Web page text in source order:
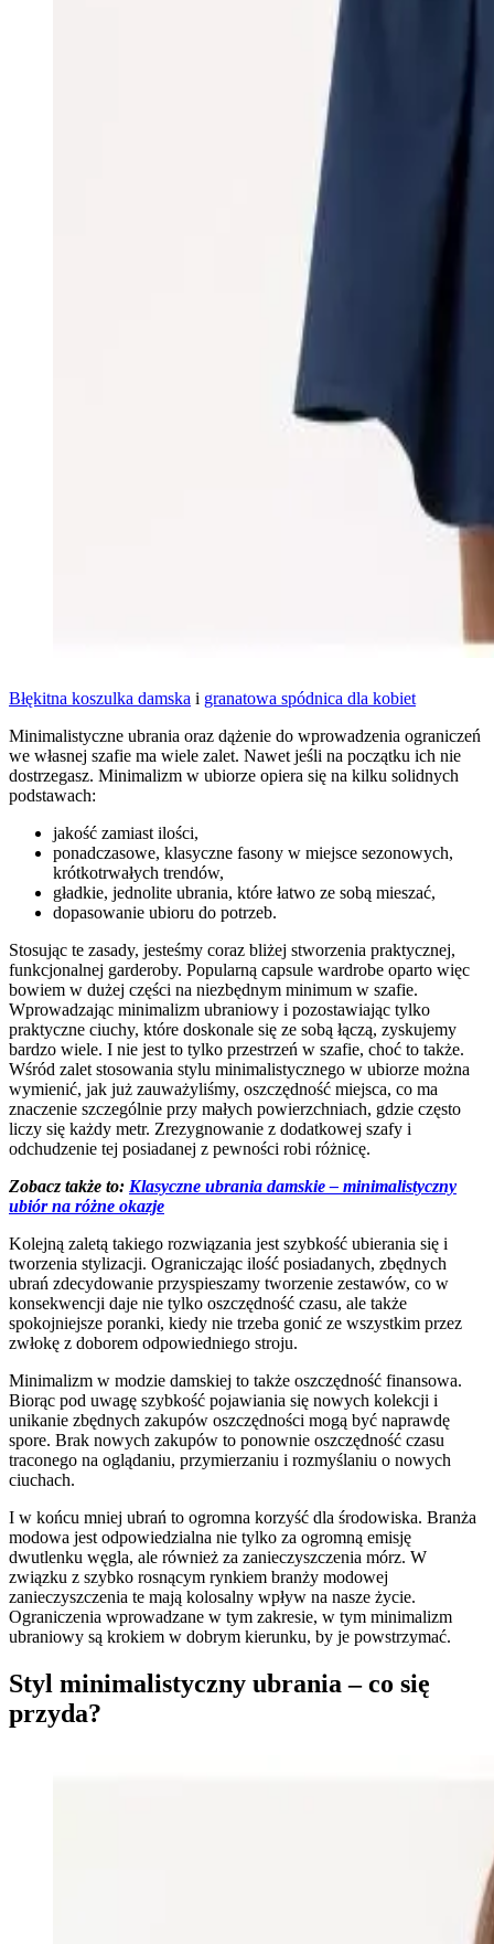
Błękitna koszulka damska i granatowa spódnica dla kobiet
Minimalistyczne ubrania oraz dążenie do wprowadzenia ograniczeń
we własnej szafie ma wiele zalet. Nawet jeśli na początku ich nie
dostrzegasz. Minimalizm w ubiorze opiera się na kilku solidnych
podstawach:
jakość zamiast ilości,
ponadczasowe, klasyczne fasony w miejsce sezonowych,
krótkotrwałych trendów,
gładkie, jednolite ubrania, które łatwo ze sobą mieszać,
dopasowanie ubioru do potrzeb.
Stosując te zasady, jesteśmy coraz bliżej stworzenia praktycznej,
funkcjonalnej garderoby. Popularną capsule wardrobe oparto więc
bowiem w dużej części na niezbędnym minimum w szafie.
Wprowadzając minimalizm ubraniowy i pozostawiając tylko
praktyczne ciuchy, które doskonale się ze sobą łączą, zyskujemy
bardzo wiele. I nie jest to tylko przestrzeń w szafie, choć to także.
Wśród zalet stosowania stylu minimalistycznego w ubiorze można
wymienić, jak już zauważyliśmy, oszczędność miejsca, co ma
znaczenie szczególnie przy małych powierzchniach, gdzie często
liczy się każdy metr. Zrezygnowanie z dodatkowej szafy i
odchudzenie tej posiadanej z pewności robi różnicę.
Zobacz także to: Klasyczne ubrania damskie – minimalistyczny
ubiór na różne okazje
Kolejną zaletą takiego rozwiązania jest szybkość ubierania się i
tworzenia stylizacji. Ograniczając ilość posiadanych, zbędnych
ubrań zdecydowanie przyspieszamy tworzenie zestawów, co w
konsekwencji daje nie tylko oszczędność czasu, ale także
spokojniejsze poranki, kiedy nie trzeba gonić ze wszystkim przez
zwłokę z doborem odpowiedniego stroju.
Minimalizm w modzie damskiej to także oszczędność finansowa.
Biorąc pod uwagę szybkość pojawiania się nowych kolekcji i
unikanie zbędnych zakupów oszczędności mogą być naprawdę
spore. Brak nowych zakupów to ponownie oszczędność czasu
traconego na oglądaniu, przymierzaniu i rozmyślaniu o nowych
ciuchach.
I w końcu mniej ubrań to ogromna korzyść dla środowiska. Branża
modowa jest odpowiedzialna nie tylko za ogromną emisję
dwutlenku węgla, ale również za zanieczyszczenia mórz. W
związku z szybko rosnącym rynkiem branży modowej
zanieczyszczenia te mają kolosalny wpływ na nasze życie.
Ograniczenia wprowadzane w tym zakresie, w tym minimalizm
ubraniowy są krokiem w dobrym kierunku, by je powstrzymać.
Styl minimalistyczny ubrania – co się
przyda?